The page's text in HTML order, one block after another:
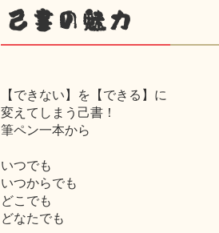
己書の魅力
【できない】を【できる】に
変えてしまう己書！
筆ペン一本から
いつでも
いつからでも
どこでも
どなたでも